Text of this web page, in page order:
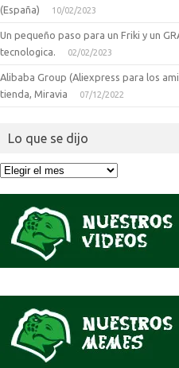
(España)
10/02/2023
Un pequeño paso para un Friki y un
tecnologica.
02/02/2023
Alibaba Group (Aliexpress para los
tienda, Miravia
07/12/2022
Lo que se dijo
Lo